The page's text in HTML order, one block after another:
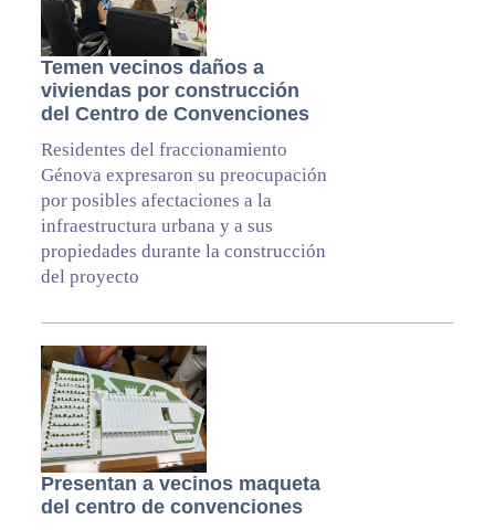
Temen vecinos daños a
viviendas por construcción
del Centro de Convenciones
Residentes del fraccionamiento
Génova expresaron su preocupación
por posibles afectaciones a la
infraestructura urbana y a sus
propiedades durante la construcción
del proyecto
Presentan a vecinos maqueta
del centro de convenciones